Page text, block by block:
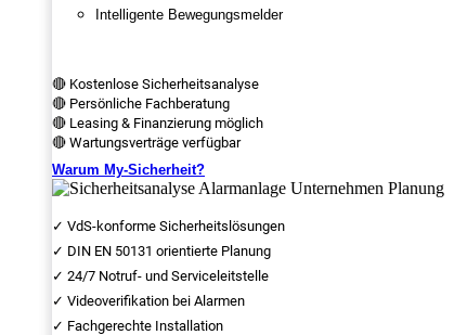
Intelligente Bewegungsmelder
🔴 Kostenlose Sicherheitsanalyse
🔴 Persönliche Fachberatung
🔴 Leasing & Finanzierung möglich
🔴 Wartungsverträge verfügbar
Warum My-Sicherheit?
✓ VdS-konforme Sicherheitslösungen
✓ DIN EN 50131 orientierte Planung
✓ 24/7 Notruf- und Serviceleitstelle
✓ Videoverifikation bei Alarmen
✓ Fachgerechte Installation